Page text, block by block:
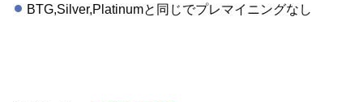
BTG,Silver,Platinumと同じでプレマイニングなし